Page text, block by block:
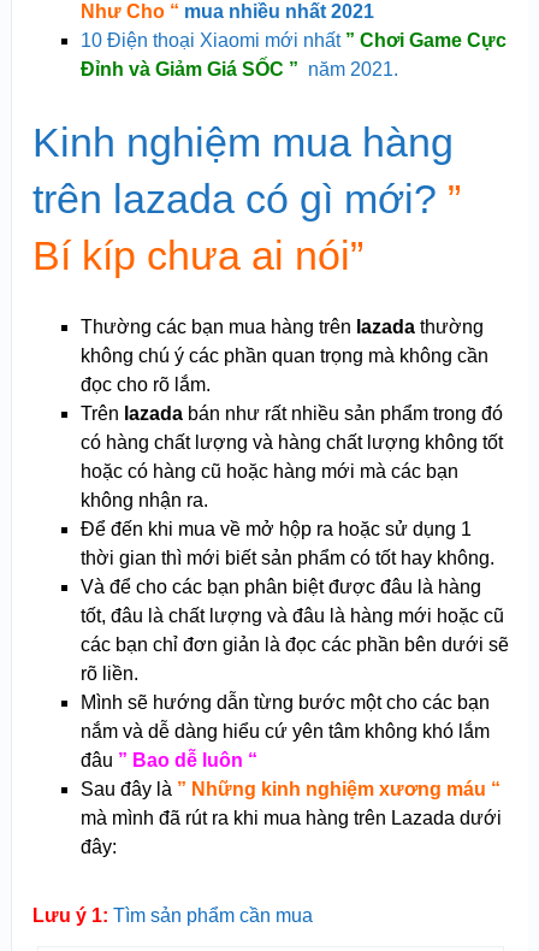
Như Cho “ mua nhiều nhất 2021
10 Điện thoại Xiaomi mới nhất ” Chơi Game Cực
Đỉnh và Giảm Giá SỐC ” năm 2021.
Kinh nghiệm mua hàng
trên lazada có gì mới? ”
Bí kíp chưa ai nói”
Thường các bạn mua hàng trên lazadathường
không chú ý các phần quan trọng mà không cần
đọc cho rõ lắm.
Trên lazadabán như rất nhiều sản phẩm trong đó
có hàng chất lượng và hàng chất lượng không tốt
hoặc có hàng cũ hoặc hàng mới mà các bạn
không nhận ra.
Để đến khi mua về mở hộp ra hoặc sử dụng 1
thời gian thì mới biết sản phẩm có tốt hay không.
Và để cho các bạn phân biệt được đâu là hàng
tốt, đâu là chất lượng và đâu là hàng mới hoặc cũ
các bạn chỉ đơn giản là đọc các phần bên dưới sẽ
rõ liền.
Mình sẽ hướng dẫn từng bước một cho các bạn
nắm và dễ dàng hiểu cứ yên tâm không khó lắm
đâu ” Bao dễ luôn “
Sau đây là ” Những kinh nghiệm xương máu “
mà mình đã rút ra khi mua hàng trên Lazada dưới
đây:
Lưu ý 1: Tìm sản phẩm cần mua